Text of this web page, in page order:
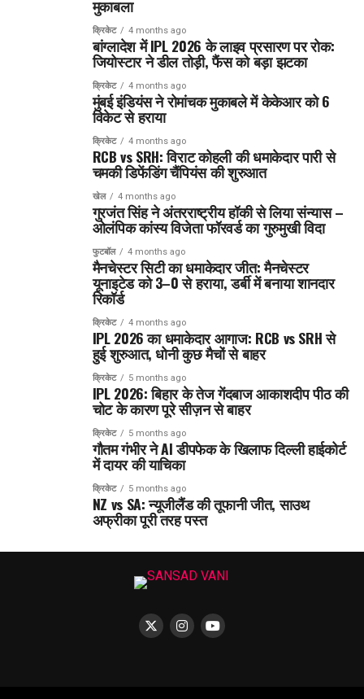
मुकाबला
क्रिकेट 4 months ago
बांग्लादेश में IPL 2026 के लाइव प्रसारण पर रोक:
जियोस्टार ने डील तोड़ी, फैंस को बड़ा झटका
क्रिकेट 4 months ago
मुंबई इंडियंस ने रोमांचक मुकाबले में केकेआर को 6
विकेट से हराया
क्रिकेट 4 months ago
RCB vs SRH: विराट कोहली की धमाकेदार पारी से
चमकी डिफेंडिंग चैंपियंस की शुरुआत
खेल 4 months ago
गुरजंत सिंह ने अंतरराष्ट्रीय हॉकी से लिया संन्यास –
ओलंपिक कांस्य विजेता फॉरवर्ड का गुरुमुखी विदा
फुटबॉल 4 months ago
मैनचेस्टर सिटी का धमाकेदार जीत: मैनचेस्टर
यूनाइटेड को 3–0 से हराया, डर्बी में बनाया शानदार
रिकॉर्ड
क्रिकेट 4 months ago
IPL 2026 का धमाकेदार आगाज: RCB vs SRH से
हुई शुरुआत, धोनी कुछ मैचों से बाहर
क्रिकेट 5 months ago
IPL 2026: बिहार के तेज गेंदबाज आकाशदीप पीठ की
चोट के कारण पूरे सीज़न से बाहर
क्रिकेट 5 months ago
गौतम गंभीर ने AI डीपफेक के खिलाफ दिल्ली हाईकोर्ट
में दायर की याचिका
क्रिकेट 5 months ago
NZ vs SA: न्यूजीलैंड की तूफानी जीत, साउथ
अफ्रीका पूरी तरह पस्त